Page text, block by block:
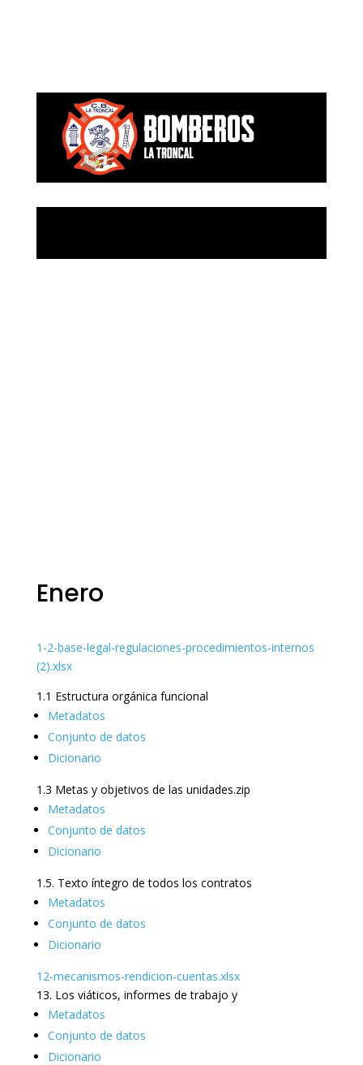
Enero
1-2-base-legal-regulaciones-procedimientos-internos
(2).xlsx
1.1 Estructura orgánica funcional
Metadatos
Conjunto de datos
Dicionario
1.3 Metas y objetivos de las unidades.zip
Metadatos
Conjunto de datos
Dicionario
1.5. Texto íntegro de todos los contratos
Metadatos
Conjunto de datos
Dicionario
12-mecanismos-rendicion-cuentas.xlsx
13. Los viáticos, informes de trabajo y
Metadatos
Conjunto de datos
Dicionario